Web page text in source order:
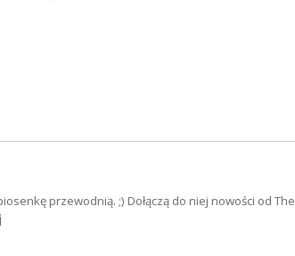
przewodnią. ;) Dołączą do niej nowości od The